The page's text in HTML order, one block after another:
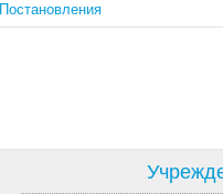
Постановления